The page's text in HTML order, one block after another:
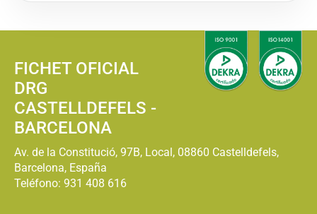
FICHET OFICIAL
DRG
CASTELLDEFELS -
BARCELONA
Av. de la Constitució, 97B, Local, 08860 Castelldefels,
Barcelona, España
Teléfono: 931 408 616